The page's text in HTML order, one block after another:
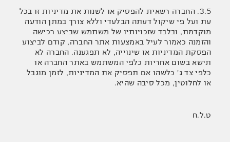
3.5. החברה רשאית להפסיק או לשנות את מדיניות זו בכל
עת ועל פי שיקול דעתה הבלעדי וללא צורך במתן הודעה
מוקדמת, ובלבד שזכויותיו של משתמש שביצע רכישה
והזמנה כאמור לעיל באמצעות אתר החברה, קודם לביצוע
הפסקת המדיניות או שינוייה, לא תפגענה. החברה לא
תישא בשום אחריות כלפי המשתמש באתר החברה או
כלפי צד ג' כלשהו אם תפסיק את המדיניות, לזמן מוגבל
או לחלוטין, מכל סיבה שהיא.
ט.ל.ח